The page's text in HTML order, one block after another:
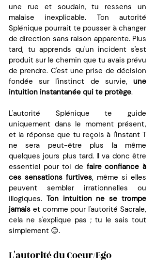
une rue et soudain, tu ressens un
malaise inexplicable. Ton autorité
Splénique pourrait te pousser à changer
de direction sans raison apparente. Plus
tard, tu apprends qu'un incident s'est
produit sur le chemin que tu avais prévu
de prendre. C'est une prise de décision
fondée sur l'instinct de survie, une
intuition instantanée qui te protège.
L'autorité Splénique te guide
uniquement dans le moment présent,
et la réponse que tu reçois à l'instant T
ne sera peut-être plus la même
quelques jours plus tard. Il va donc être
essentiel pour toi de faire confiance à
ces sensations furtives, même si elles
peuvent sembler irrationnelles ou
illogiques. Ton intuition ne se trompe
jamais et comme pour l'autorité Sacrale,
cela ne s'explique pas ; tu le sais tout
simplement 😊.
L'autorité du Coeur/Ego